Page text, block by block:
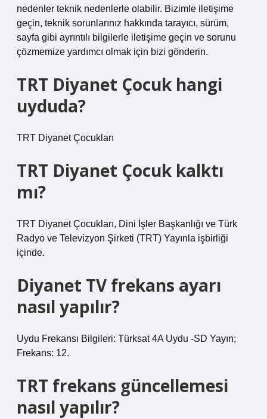
nedenler teknik nedenlerle olabilir. Bizimle iletişime
geçin, teknik sorunlarınız hakkında tarayıcı, sürüm,
sayfa gibi ayrıntılı bilgilerle iletişime geçin ve sorunu
çözmemize yardımcı olmak için bizi gönderin.
TRT Diyanet Çocuk hangi
uyduda?
TRT Diyanet Çocukları
TRT Diyanet Çocuk kalktı
mı?
TRT Diyanet Çocukları, Dini İşler Başkanlığı ve Türk
Radyo ve Televizyon Şirketi (TRT) Yayınla işbirliği
içinde.
Diyanet TV frekans ayarı
nasıl yapılır?
Uydu Frekansı Bilgileri: Türksat 4A Uydu -SD Yayın;
Frekans: 12.
TRT frekans güncellemesi
nasıl yapılır?